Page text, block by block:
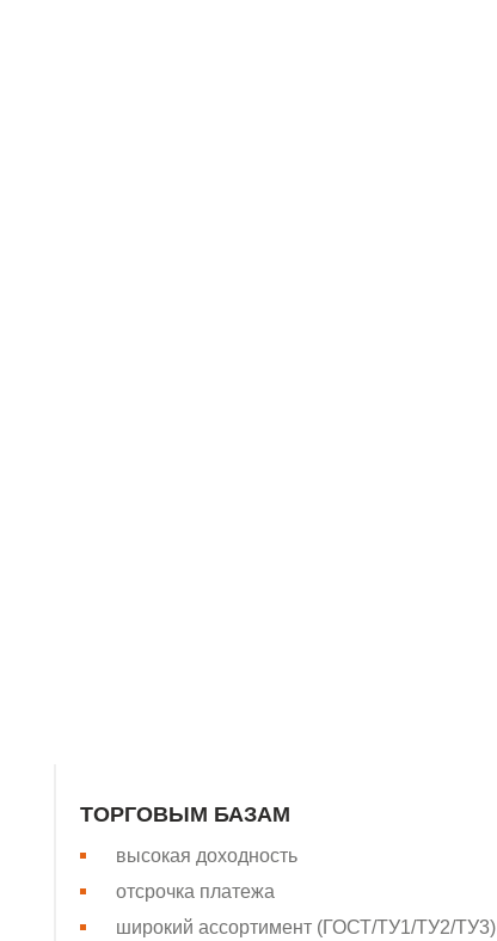
ТОРГОВЫМ БАЗАМ
высокая доходность
отсрочка платежа
широкий ассортимент (ГОСТ/ТУ1/ТУ2/ТУ3)